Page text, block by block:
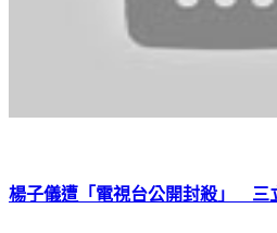
楊子儀遭「電視台公開封殺」 三